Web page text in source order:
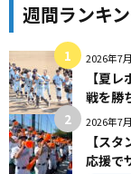
週間ランキ
2026年7
【夏
戦を勝
2026年7
【ス
応援で